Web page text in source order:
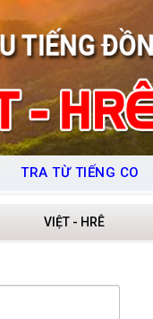
TRA TỪ TIẾNG CO
VIỆT - HRÊ